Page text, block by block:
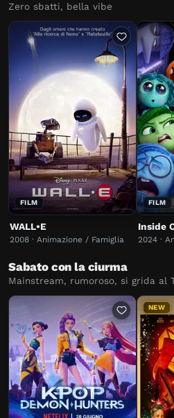
Zero sbatti, bella vibe
FILM
WALL•E
2008 · Animazione / Famiglia
FILM
Inside
2024 ·
Sabato con la ciurma
Mainstream, rumoroso, si grida al
NEW